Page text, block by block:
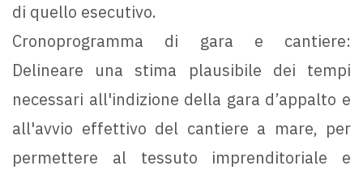
di quello esecutivo.
Cronoprogramma di gara e cantiere:
Delineare una stima plausibile dei tempi
necessari all'indizione della gara d’appalto e
all'avvio effettivo del cantiere a mare, per
permettere al tessuto imprenditoriale e